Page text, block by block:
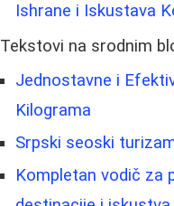
Ishrane i Iskustava
Tekstovi na srodnim
Jednostavne i
Kilograma
Srpski seoski
Kompletan vodič za